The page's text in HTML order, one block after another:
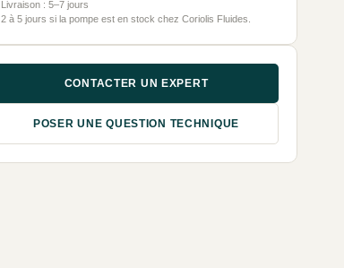
Livraison : 5–7 jours
2 à 5 jours si la pompe est en stock chez Coriolis Fluides.
CONTACTER UN EXPERT
POSER UNE QUESTION TECHNIQUE